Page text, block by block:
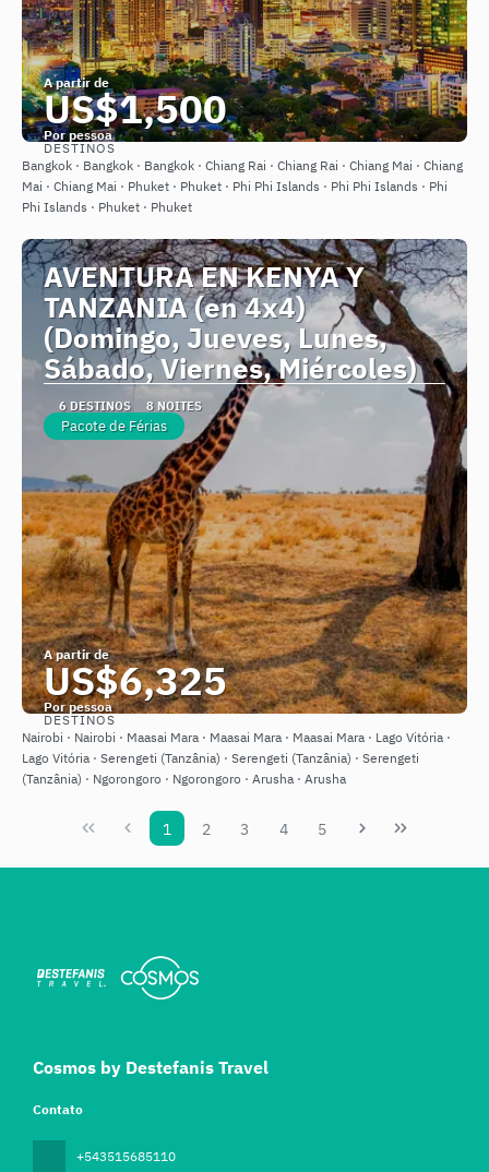
A partir de
US$1,500
Por pessoa
Saiba mais
DESTINOS
Bangkok · Bangkok · Bangkok · Chiang Rai · Chiang Rai · Chiang Mai · Chiang
Mai · Chiang Mai · Phuket · Phuket · Phi Phi Islands · Phi Phi Islands · Phi
Phi Islands · Phuket · Phuket
AVENTURA EN KENYA Y
TANZANIA (en 4x4)
(Domingo, Jueves, Lunes,
Sábado, Viernes, Miércoles)
6 DESTINOS 8 NOITES
Pacote de Férias
A partir de
US$6,325
Por pessoa
Saiba mais
DESTINOS
Nairobi · Nairobi · Maasai Mara · Maasai Mara · Maasai Mara · Lago Vitória ·
Lago Vitória · Serengeti (Tanzânia) · Serengeti (Tanzânia) · Serengeti
(Tanzânia) · Ngorongoro · Ngorongoro · Arusha · Arusha
1 2 3 4 5
Cosmos by Destefanis Travel
Contato
+543515685110